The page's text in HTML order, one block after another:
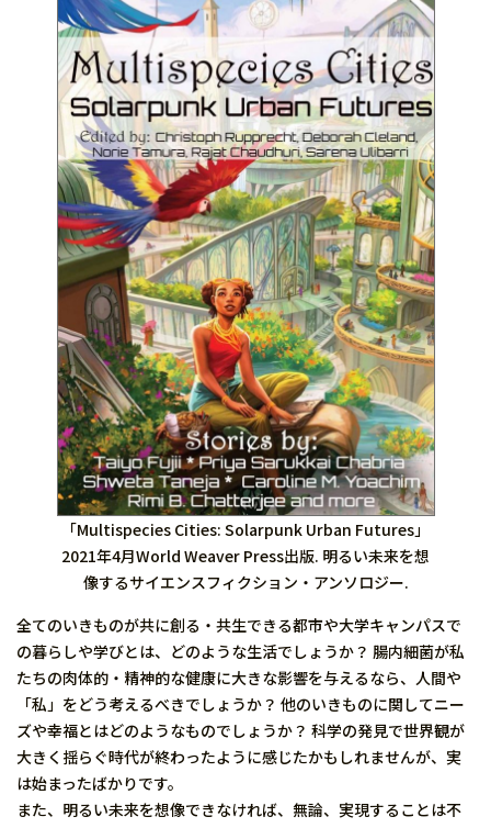
「Multispecies Cities: Solarpunk Urban Futures」
2021年4月World Weaver Press出版. 明るい未来を想
像するサイエンスフィクション・アンソロジー.
全てのいきものが共に創る・共生できる都市や大学キャンパスで
の暮らしや学びとは、どのような生活でしょうか？ 腸内細菌が私
たちの肉体的・精神的な健康に大きな影響を与えるなら、人間や
「私」をどう考えるべきでしょうか？ 他のいきものに関してニー
ズや幸福とはどのようなものでしょうか？ 科学の発見で世界観が
大きく揺らぐ時代が終わったように感じたかもしれませんが、実
は始まったばかりです。
また、明るい未来を想像できなければ、無論、実現することは不